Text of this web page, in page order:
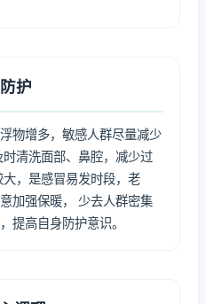
护
物增多，敏感人群尽量减少
清洗面部、鼻腔，减少过
，是感冒易发时段，老
加强保暖， 少去人群密集
提高自身防护意识。